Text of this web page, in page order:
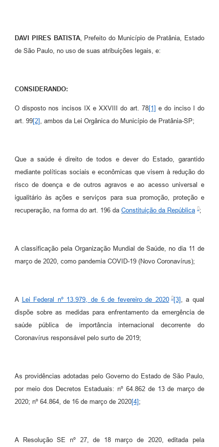
DAVI PIRES BATISTA, Prefeito do Município de Pratânia, Estado
de São Paulo, no uso de suas atribuições legais, e:
CONSIDERANDO:
O disposto nos incisos IX e XXVIII do art. 78[1] e do inciso I do
art. 99[2] , ambos da Lei Orgânica do Município de Pratânia-SP;
Que a saúde é direito de todos e dever do Estado, garantido
mediante políticas sociais e econômicas que visem à redução do
risco de doença e de outros agravos e ao acesso universal e
igualitário às ações e serviços para sua promoção, proteção e
recuperação, na forma do art. 196 da Constituição da República ;
A classificação pela Organização Mundial de Saúde, no dia 11 de
março de 2020, como pandemia COVID-19 (Novo Coronavírus);
A Lei Federal nº 13.979, de 6 de fevereiro de 2020 [3] , a qual
dispõe sobre as medidas para enfrentamento da emergência de
saúde pública de importância internacional decorrente do
Coronavírus responsável pelo surto de 2019;
As providências adotadas pelo Governo do Estado de São Paulo,
por meio dos Decretos Estaduais: nº 64.862 de 13 de março de
2020; nº 64.864, de 16 de março de 2020[4] ;
A Resolução SE nº 27, de 18 março de 2020, editada pela